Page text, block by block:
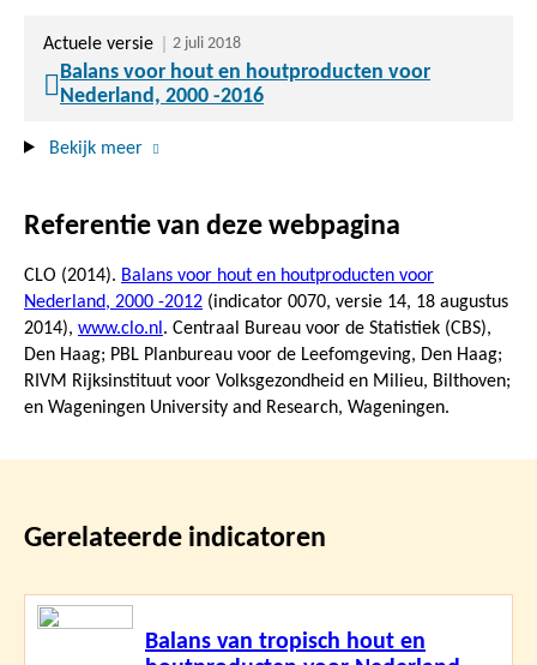
Actuele versie 2 juli 2018
Balans voor hout en houtproducten voor
Nederland, 2000 -2016
Bekijk meer
Referentie van deze webpagina
CLO (2014). Balans voor hout en houtproducten voor
Nederland, 2000 -2012 (indicator 0070, versie 14, 18 augustus
2014), www.clo.nl . Centraal Bureau voor de Statistiek (CBS),
Den Haag; PBL Planbureau voor de Leefomgeving, Den Haag;
RIVM Rijksinstituut voor Volksgezondheid en Milieu, Bilthoven;
en Wageningen University and Research, Wageningen.
Gerelateerde indicatoren
Balans van tropisch hout en
Lees